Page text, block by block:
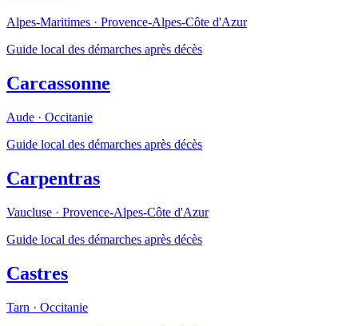
Alpes-Maritimes · Provence-Alpes-Côte d'Azur
Guide local des démarches après décès
Carcassonne
Aude · Occitanie
Guide local des démarches après décès
Carpentras
Vaucluse · Provence-Alpes-Côte d'Azur
Guide local des démarches après décès
Castres
Tarn · Occitanie